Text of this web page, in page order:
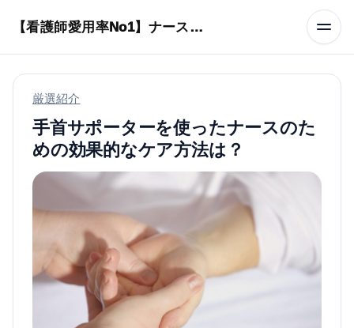
【看護師愛用率No1】ナースリーで人気の商品はコレ
厳選紹介
手首サポーターを使ったナースのた
めの効果的なケア方法は？